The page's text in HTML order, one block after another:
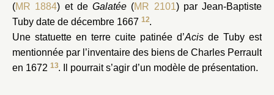
(MR 1884) et de Galatée (MR 2101) par Jean-Baptiste
Tuby date de décembre 1667 12.
Une statuette en terre cuite patinée d’Acis de Tuby est
mentionnée par l’inventaire des biens de Charles Perrault
en 1672 13. Il pourrait s’agir d’un modèle de présentation.